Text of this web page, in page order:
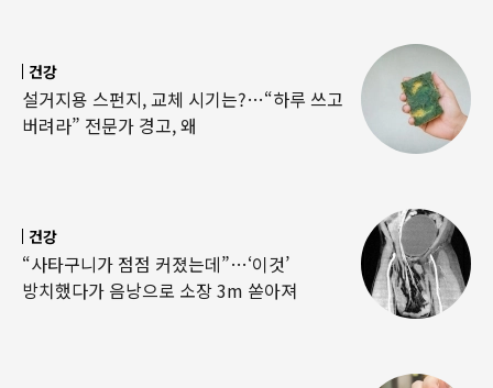
건강
설거지용 스펀지, 교체 시기는?…“하루 쓰고
버려라” 전문가 경고, 왜
건강
“사타구니가 점점 커졌는데”…‘이것’
방치했다가 음낭으로 소장 3m 쏟아져